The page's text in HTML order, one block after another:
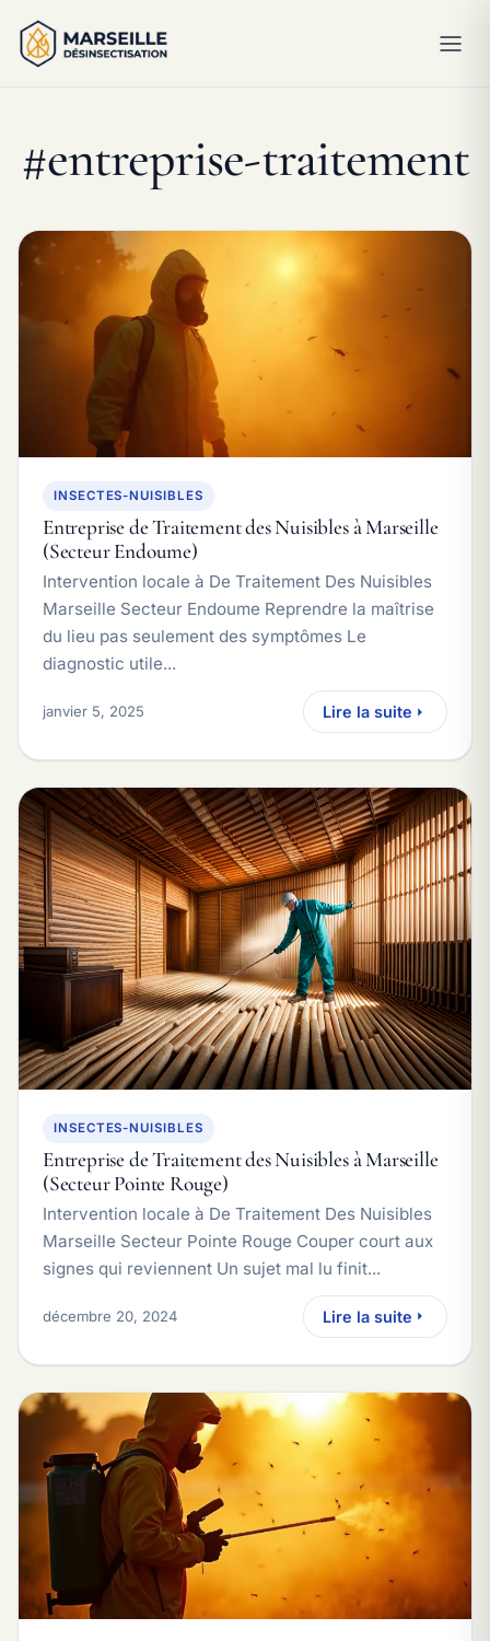
#entreprise-traitement
INSECTES-NUISIBLES
Entreprise de Traitement des Nuisibles à Marseille
(Secteur Endoume)
Intervention locale à De Traitement Des Nuisibles
Marseille Secteur Endoume Reprendre la maîtrise
du lieu pas seulement des symptômes Le
diagnostic utile...
janvier 5, 2025 Lire la suite
INSECTES-NUISIBLES
Entreprise de Traitement des Nuisibles à Marseille
(Secteur Pointe Rouge)
Intervention locale à De Traitement Des Nuisibles
Marseille Secteur Pointe Rouge Couper court aux
signes qui reviennent Un sujet mal lu finit...
décembre 20, 2024 Lire la suite